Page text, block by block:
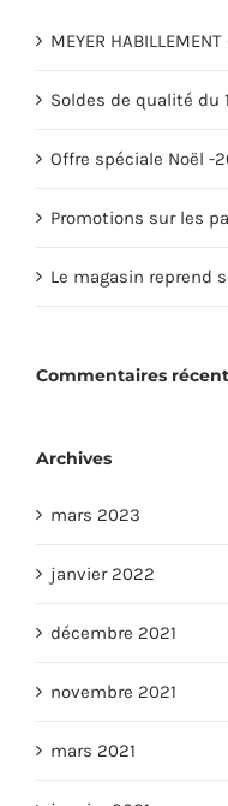
MEYER
Soldes de qualité du
Offre spéciale Noël -
Promotions sur les
Le magasin reprend
Commentaires
Archives
mars 2023
janvier 2022
décembre 2021
novembre 2021
mars 2021